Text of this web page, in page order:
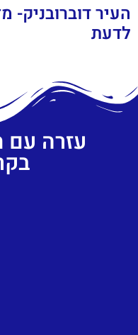
העיר דוברובניק-
לדעת
עזרה עם